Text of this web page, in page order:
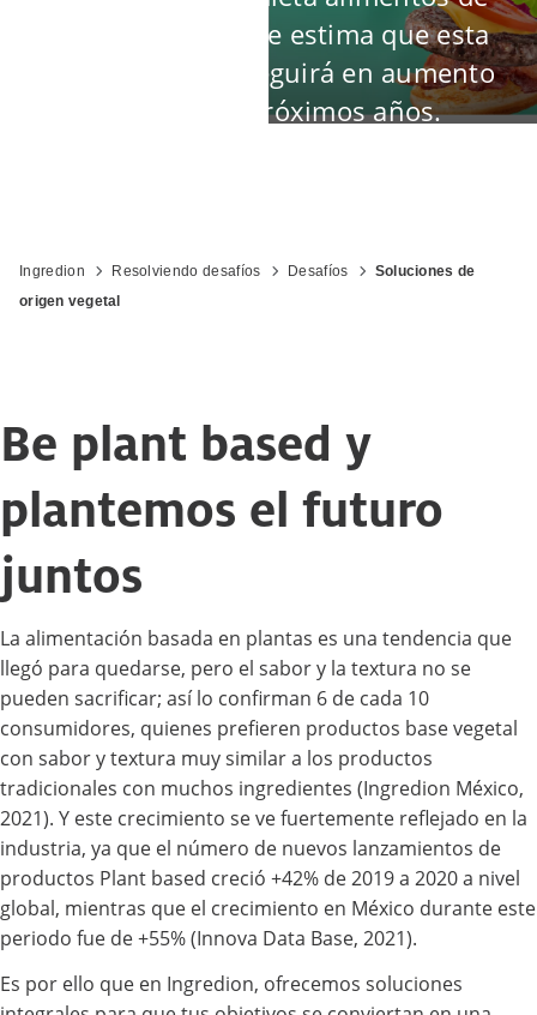
origen vegetal y se estima que esta
megatendencia seguirá en aumento
durante los próximos años.
Ingredion Resolviendo desafíos Desafíos
Soluciones de
origen vegetal
Be plant based y
plantemos el futuro
juntos
La alimentación basada en plantas es una tendencia que
llegó para quedarse, pero el sabor y la textura no se
pueden sacrificar; así lo confirman 6 de cada 10
consumidores, quienes prefieren productos base vegetal
con sabor y textura muy similar a los productos
tradicionales con muchos ingredientes (Ingredion México,
2021). Y este crecimiento se ve fuertemente reflejado en la
industria, ya que el número de nuevos lanzamientos de
productos Plant based creció +42% de 2019 a 2020 a nivel
global, mientras que el crecimiento en México durante este
periodo fue de +55% (Innova Data Base, 2021).
Es por ello que en Ingredion, ofrecemos soluciones